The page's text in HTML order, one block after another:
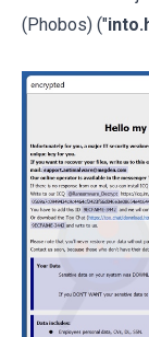
(Phobos) ("